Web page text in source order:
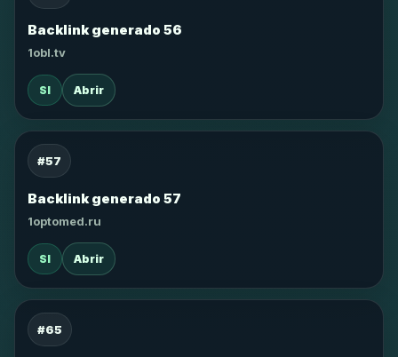
Backlink generado 56
1obl.tv
SI Abrir
#57
Backlink generado 57
1optomed.ru
SI Abrir
#65